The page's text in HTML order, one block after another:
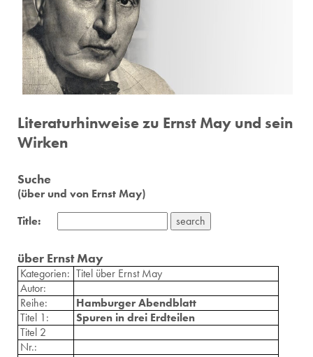
Literaturhinweise zu Ernst May und sein
Wirken
Suche
(über und von Ernst May)
Title:
über Ernst May
Kategorien: Titel über Ernst May
Autor:
Reihe:
Hamburger Abendblatt
Titel 1:
Spuren in drei Erdteilen
Titel 2
Nr.: